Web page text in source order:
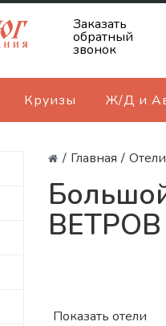
Заказать
обратный
звонок
Круизы Ж/Д и
/ Главная / Отели
Показать отели